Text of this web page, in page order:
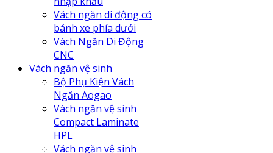
Vách ngăn di động có
bánh xe phía dưới
Vách Ngăn Di Động
CNC
Vách ngăn vệ sinh
Bộ Phụ Kiện Vách
Ngăn Aogao
Vách ngăn vệ sinh
Compact Laminate
HPL
Vách ngăn vệ sinh